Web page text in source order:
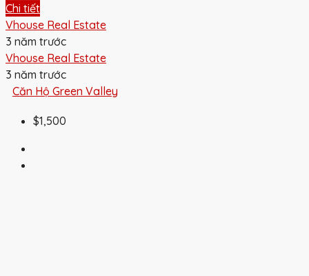
Chi tiết
Vhouse Real Estate
3 năm trước
Vhouse Real Estate
3 năm trước
Căn Hộ Green Valley
$1,500